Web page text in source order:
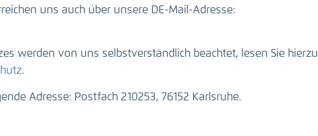
uns auch über unsere DE-Mail-Adresse:
werden von uns selbstverständlich beachtet, lesen Sie hierzu
.
Adresse: Postfach 210253, 76152 Karlsruhe.